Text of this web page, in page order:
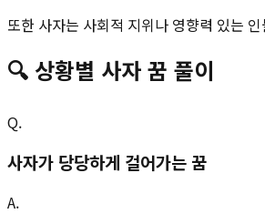
또한 사자는 사회적 지위나 영향력 있는
🔍 상황별 사자 꿈 풀이
Q.
사자가 당당하게 걸어가는 꿈
A.